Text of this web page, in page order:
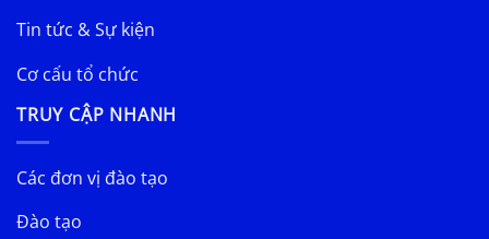
Tin tức & Sự kiện
Cơ cấu tổ chức
TRUY CẬP NHANH
Các đơn vị đào tạo
Đào tạo